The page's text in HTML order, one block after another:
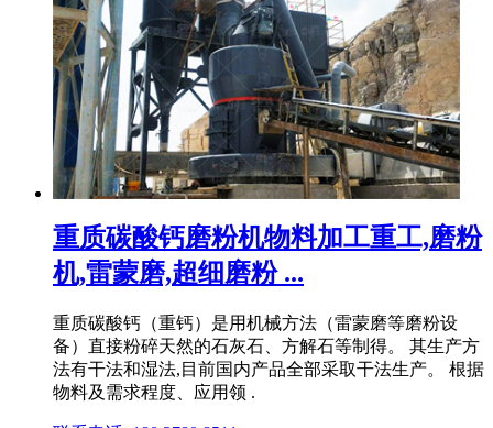
重质碳酸钙磨粉机物料加工重工,磨粉
机,雷蒙磨,超细磨粉 ...
重质碳酸钙（重钙）是用机械方法（雷蒙磨等磨粉设
备）直接粉碎天然的石灰石、方解石等制得。 其生产方
法有干法和湿法,目前国内产品全部采取干法生产。 根据
物料及需求程度、应用领 .